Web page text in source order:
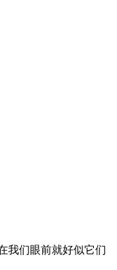
我们眼前就好似它们